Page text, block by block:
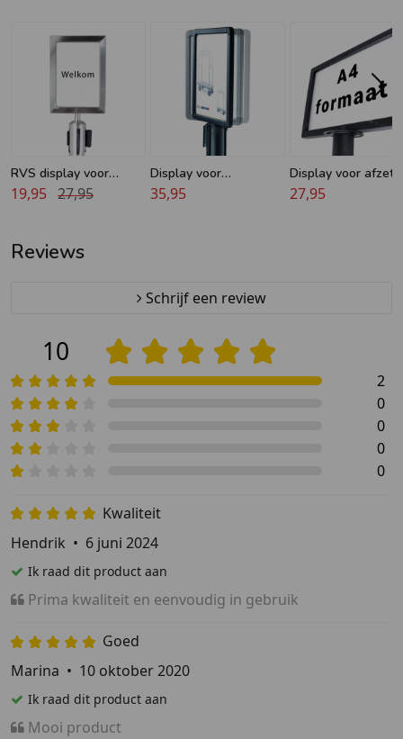
RVS display voor
Afzetpaaltjes met
19,95 27,95
Display voor
Afzetpaaltjes met
35,95
Display voor
met koord - Zwart
27,95
Reviews
Schrijf een review
10
2
0
0
0
0
Kwaliteit
Hendrik • 6 juni 2024
Ik raad dit product aan
Prima kwaliteit en eenvoudig in gebruik
Goed
Marina • 10 oktober 2020
Ik raad dit product aan
Mooi product